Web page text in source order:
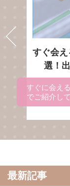
すぐ会
選！
すぐに会え
でご紹介し
出会える理
最新記事